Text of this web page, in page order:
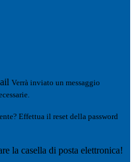
Verrà inviato un messaggio
Effettua il reset della password
la casella di posta elettronica!